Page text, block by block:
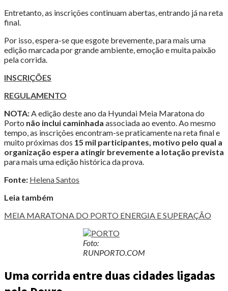
Entretanto, as inscrições continuam abertas, entrando já na reta
final.
Por isso, espera-se que esgote brevemente, para mais uma
edição marcada por grande ambiente, emoção e muita paixão
pela corrida.
INSCRIÇÕES
REGULAMENTO
NOTA:A edição deste ano da Hyundai Meia Maratona do
Porto não inclui caminhada associada ao evento. Ao mesmo
tempo, as inscrições encontram-se praticamente na reta final e
muito próximas dos 15 mil participantes, motivo pelo qual a
organização espera atingir brevemente a lotação prevista
para mais uma edição histórica da prova.
Fonte: Helena Santos
Leia também
MEIA MARATONA DO PORTO ENERGIA E SUPERAÇÃO
Foto:
RUNPORTO.COM
Uma corrida entre duas cidades ligadas